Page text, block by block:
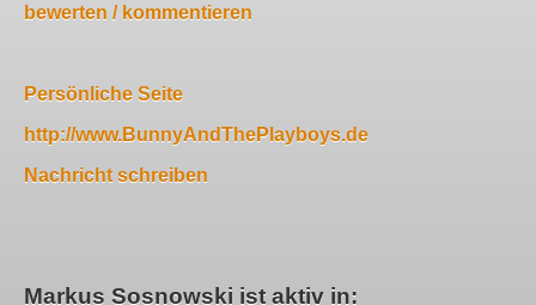
bewerten / kommentieren
Persönliche Seite
http://www.BunnyAndThePlayboys.de
Nachricht schreiben
Markus Sosnowski ist aktiv in: